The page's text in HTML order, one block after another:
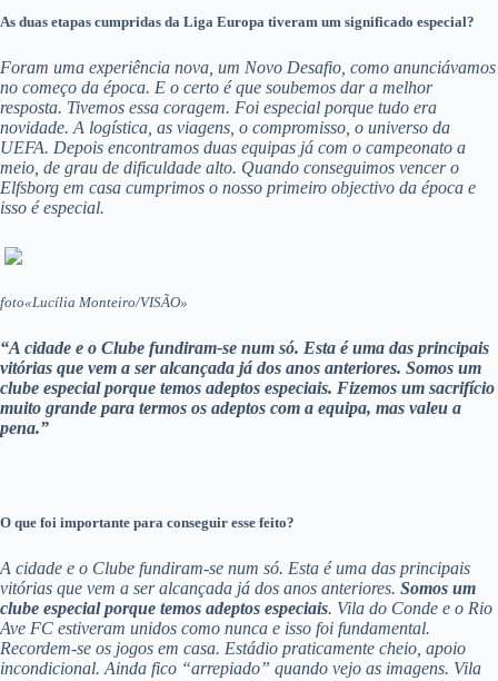
As duas etapas cumpridas da Liga Europa tiveram um significado especial?
Foram uma experiência nova, um Novo Desafio, como anunciávamos
no começo da época. E o certo é que soubemos dar a melhor
resposta. Tivemos essa coragem. Foi especial porque tudo era
novidade. A logística, as viagens, o compromisso, o universo da
UEFA. Depois encontramos duas equipas já com o campeonato a
meio, de grau de dificuldade alto. Quando conseguimos vencer o
Elfsborg em casa cumprimos o nosso primeiro objectivo da época e
isso é especial.
foto«Lucília Monteiro/VISÃO»
“A cidade e o Clube fundiram-se num só. Esta é uma das principais
vitórias que vem a ser alcançada já dos anos anteriores. Somos um
clube especial porque temos adeptos especiais. Fizemos um sacrifício
muito grande para termos os adeptos com a equipa, mas valeu a
pena.”
O que foi importante para conseguir esse feito?
A cidade e o Clube fundiram-se num só. Esta é uma das principais
vitórias que vem a ser alcançada já dos anos anteriores. Somos um
clube especial porque temos adeptos especiais. Vila do Conde e o Rio
Ave FC estiveram unidos como nunca e isso foi fundamental.
Recordem-se os jogos em casa. Estádio praticamente cheio, apoio
incondicional. Ainda fico “arrepiado” quando vejo as imagens. Vila